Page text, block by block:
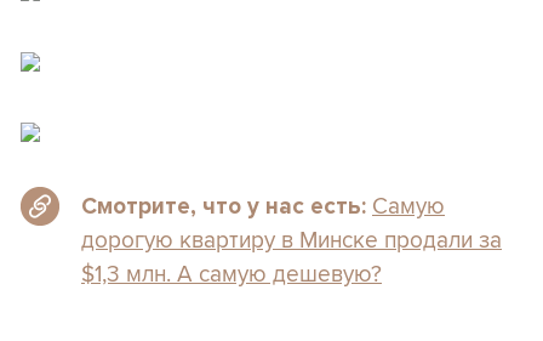
Смотрите, что у нас есть: Самую
дорогую квартиру в Минске продали за
$1,3 млн. А самую дешевую?